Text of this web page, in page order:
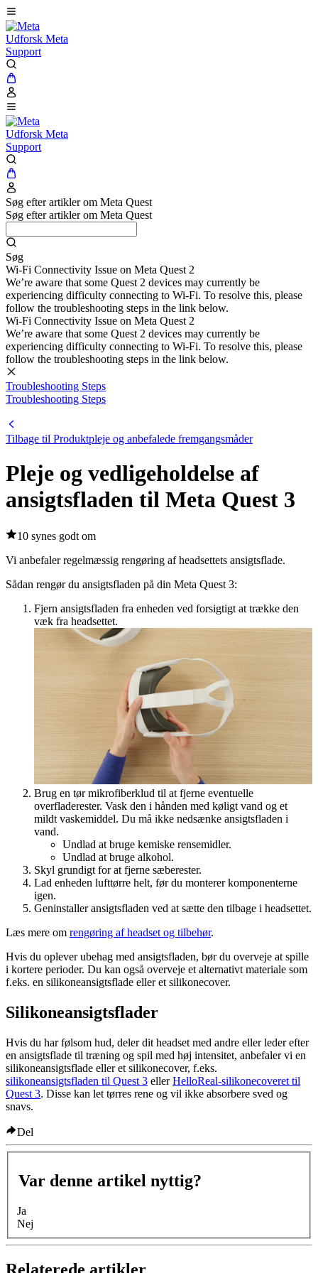
Udforsk Meta
Support
Udforsk Meta
Support
Søg efter artikler om Meta Quest
Søg efter artikler om Meta Quest
Søg
Wi-Fi Connectivity Issue on Meta Quest 2
We’re aware that some Quest 2 devices may currently be
experiencing difficulty connecting to Wi-Fi. To resolve this, please
follow the troubleshooting steps in the link below.
Wi-Fi Connectivity Issue on Meta Quest 2
We’re aware that some Quest 2 devices may currently be
experiencing difficulty connecting to Wi-Fi. To resolve this, please
follow the troubleshooting steps in the link below.
Troubleshooting Steps
Troubleshooting Steps
Tilbage til Produktpleje og anbefalede fremgangsmåder
Pleje og vedligeholdelse af
ansigtsfladen til Meta Quest 3
10 synes godt om
Vi anbefaler regelmæssig rengøring af headsettets ansigtsflade.
Sådan rengør du ansigtsfladen på din Meta Quest 3:
Fjern ansigtsfladen fra enheden ved forsigtigt at trække den
væk fra headsettet.
Brug en tør mikrofiberklud til at fjerne eventuelle
overfladerester. Vask den i hånden med køligt vand og et
mildt vaskemiddel. Du må ikke nedsænke ansigtsfladen i
vand.
Undlad at bruge kemiske rensemidler.
Undlad at bruge alkohol.
Skyl grundigt for at fjerne sæberester.
Lad enheden lufttørre helt, før du monterer komponenterne
igen.
Geninstaller ansigtsfladen ved at sætte den tilbage i headsettet.
Læs mere om rengøring af headset og tilbehør.
Hvis du oplever ubehag med ansigtsfladen, bør du overveje at spille
i kortere perioder. Du kan også overveje et alternativt materiale som
f.eks. en silikoneansigtsflade eller et silikonecover.
Silikoneansigtsflader
Hvis du har følsom hud, deler dit headset med andre eller leder efter
en ansigtsflade til træning og spil med høj intensitet, anbefaler vi en
silikoneansigtsflade eller et silikonecover, f.eks.
silikoneansigtsfladen til Quest 3 ellerHelloReal-silikonecoveret til
Quest 3. Disse kan let tørres rene og vil ikke absorbere sved og
snavs.
Del
Var denne artikel nyttig?
Ja
Nej
Relaterede artikler